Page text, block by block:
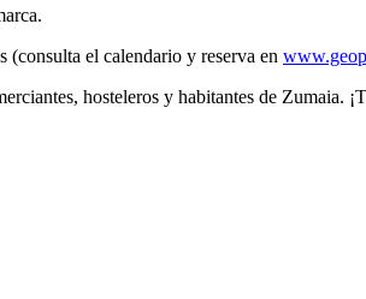
(consulta el calendario y reserva en
hosteleros y habitantes de Zumaia.